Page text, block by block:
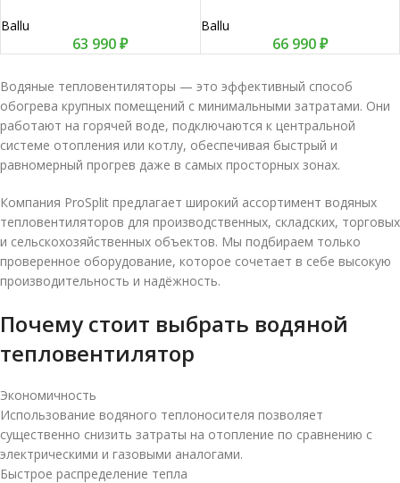
Ballu
63 990₽
Ballu
66 990₽
Водяные тепловентиляторы — это эффективный способ
обогрева крупных помещений с минимальными затратами. Они
работают на горячей воде, подключаются к центральной
системе отопления или котлу, обеспечивая быстрый и
равномерный прогрев даже в самых просторных зонах.
Компания ProSplit предлагает широкий ассортимент водяных
тепловентиляторов для производственных, складских, торговых
и сельскохозяйственных объектов. Мы подбираем только
проверенное оборудование, которое сочетает в себе высокую
производительность и надёжность.
Почему стоит выбрать водяной
тепловентилятор
Экономичность
Использование водяного теплоносителя позволяет
существенно снизить затраты на отопление по сравнению с
электрическими и газовыми аналогами.
Быстрое распределение тепла